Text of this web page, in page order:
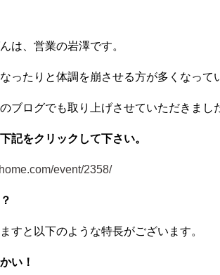
は、営業の岩澤です。
ったりと体調を崩させる方が多くなって
ブログでも取り上げさせていただきまし
記をクリックして下さい。
event/2358/
すと以下のような特長がございます。
い！